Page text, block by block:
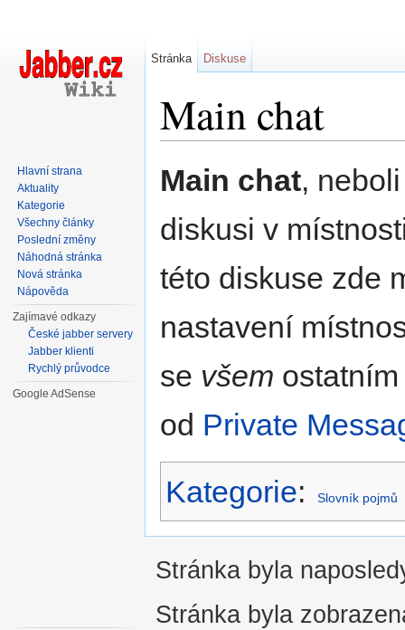
Main chat
Main chat,
diskusi v
této diskuse zde
nastavení
se všem
od Private
Kategorie: Slovník pojmů
Stránka Diskuse
Hlavní strana
Aktuality
Kategorie
Všechny články
Poslední změny
Náhodná stránka
Nová stránka
Nápověda
Zajímavé odkazy
České jabber servery
Jabber klienti
Rychlý průvodce
Google AdSense
Stránka byla
Stránka byla